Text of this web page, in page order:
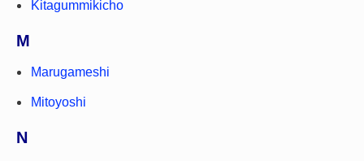
Kitagummikicho
M
Marugameshi
Mitoyoshi
N